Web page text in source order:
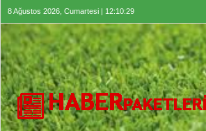
8 Ağustos 2026, Cumartesi | 12:10:29